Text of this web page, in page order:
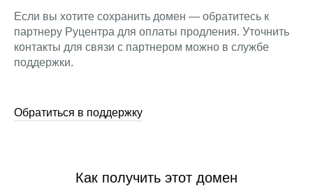
Если вы хотите сохранить домен — обратитесь к
партнеру Руцентра для оплаты продления. Уточнить
контакты для связи с партнером можно в службе
поддержки.
Обратиться в поддержку
Как получить этот домен